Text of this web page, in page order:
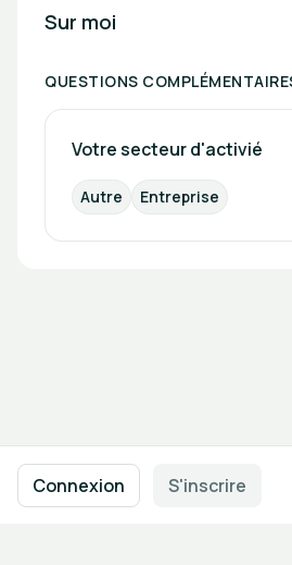
Connexion S'inscrire
Sur moi
QUESTIONS
Votre secteur d'activié
Autre Entreprise
Navigation en pied de
Conditions d'utilisation
Mentions légales